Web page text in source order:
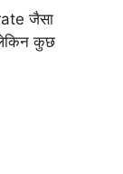
जैसा
कुछ